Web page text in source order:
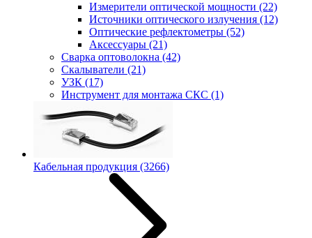
Измерители оптической мощности (22)
Источники оптического излучения (12)
Оптические рефлектометры (52)
Аксессуары (21)
Сварка оптоволокна (42)
Скалыватели (21)
УЗК (17)
Инструмент для монтажа СКС (1)
Кабельная продукция (3266)